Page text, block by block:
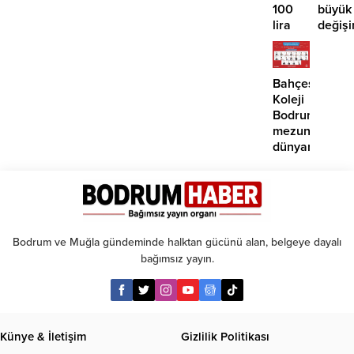
100
lira
öngörüsü:
Yükseliş
için o
tarihe
işaret
edildi
büyük
Bahçeşehir
Koleji
Bodrum
mezunlarına
dünyanın
Bodrum ve Muğla gündeminde halktan gücünü alan, belgeye dayalı
bağımsız yayın.
Künye & İletişim Gizlilik Politikası